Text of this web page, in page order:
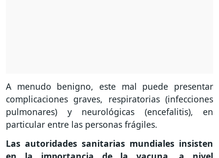
A menudo benigno, este mal puede presentar
complicaciones graves, respiratorias (infecciones
pulmonares) y neurológicas (encefalitis), en
particular entre las personas frágiles.
Las autoridades sanitarias mundiales insisten